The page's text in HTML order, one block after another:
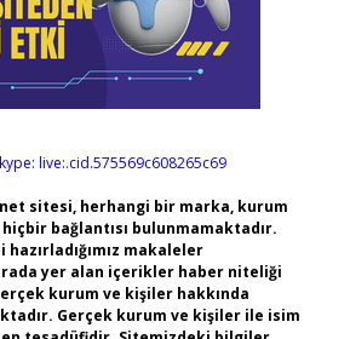
live:.cid.575569c608265c69
sitesi, herhangi bir marka, kurum
bağlantısı bulunmamaktadır.
makaleler
yer alan içerikler haber niteliği
kurum ve kişiler hakkında
Gerçek kurum ve kişiler ile isim